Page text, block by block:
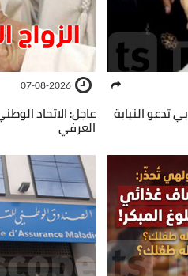
تدعو النيابة
07-08-2026
عاجل: الاتحاد
العرفي